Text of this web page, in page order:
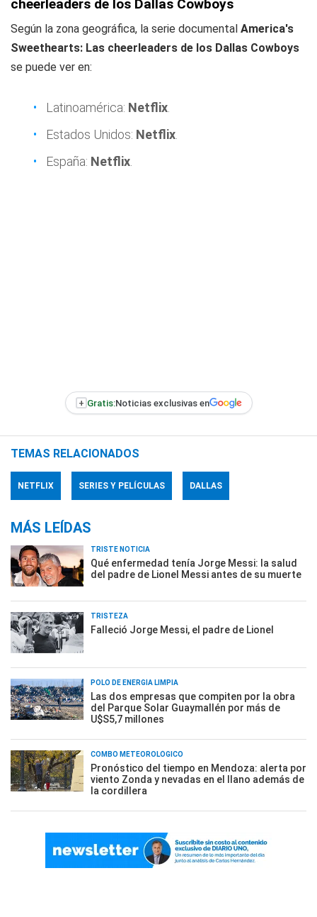
cheerleaders de los Dallas Cowboys
Según la zona geográfica, la serie documental America's
Sweethearts: Las cheerleaders de los Dallas Cowboys
se puede ver en:
Latinoamérica: Netflix
Estados Unidos: Netflix
España: Netflix
+ Gratis:Noticias exclusivas en
TEMAS RELACIONADOS
NETFLIX SERIES Y PELÍCULAS DALLAS
MÁS LEÍDAS
TRISTE NOTICIA
Qué enfermedad tenía Jorge Messi: la salud
del padre de Lionel Messi antes de su muerte
TRISTEZA
Falleció Jorge Messi, el padre de Lionel
POLO DE ENERGÍA LIMPIA
Las dos empresas que compiten por la obra
del Parque Solar Guaymallén por más de
U$S5,7 millones
COMBO METEOROLÓGICO
Pronóstico del tiempo en Mendoza: alerta por
viento Zonda y nevadas en el llano además de
la cordillera